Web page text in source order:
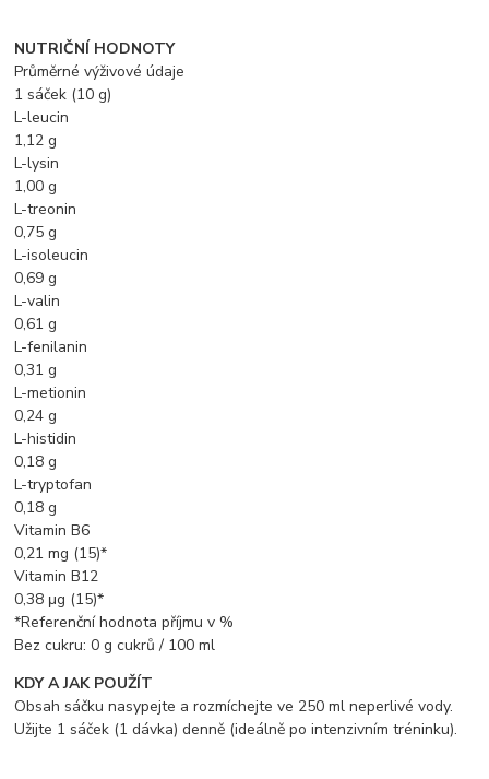
NUTRIČNÍ HODNOTY
Průměrné výživové údaje
1 sáček (10 g)
L-leucin
1,12 g
L-lysin
1,00 g
L-treonin
0,75 g
L-isoleucin
0,69 g
L-valin
0,61 g
L-fenilanin
0,31 g
L-metionin
0,24 g
L-histidin
0,18 g
L-tryptofan
0,18 g
Vitamin B6
0,21 mg (15)*
Vitamin B12
0,38 μg (15)*
*Referenční hodnota příjmu v %
Bez cukru: 0 g cukrů / 100 ml
KDY A JAK POUŽÍT
Obsah sáčku nasypejte a rozmíchejte ve 250 ml neperlivé vody.
Užijte 1 sáček (1 dávka) denně (ideálně po intenzivním tréninku).